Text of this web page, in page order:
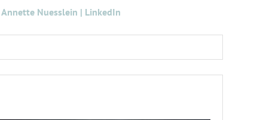
Annette Nuesslein | LinkedIn